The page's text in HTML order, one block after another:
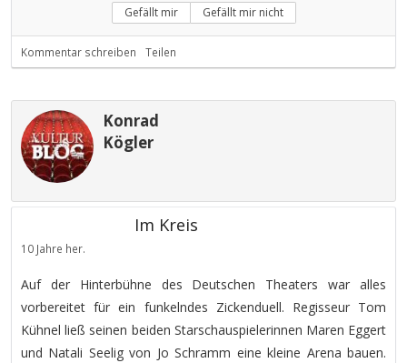
Gefällt mir Gefällt mir nicht
Kommentar schreiben Teilen
Konrad
Kögler
Im Kreis
10 Jahre her.
Auf der Hinterbühne des Deutschen Theaters war alles
vorbereitet für ein funkelndes Zickenduell. Regisseur Tom
Kühnel ließ seinen beiden Starschauspielerinnen Maren Eggert
und Natali Seelig von Jo Schramm eine kleine Arena bauen.